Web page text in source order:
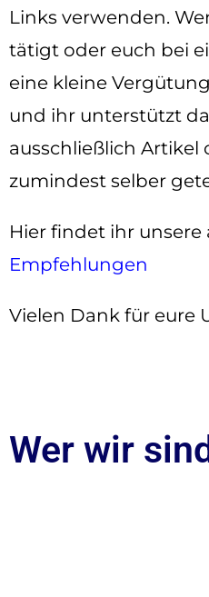
Links verwenden.
tätigt oder euch bei
eine kleine
und ihr unterstützt
ausschließlich Artikel
zumindest selber
Hier findet ihr
Empfehlungen
Vielen Dank für eure
Wer wir sind